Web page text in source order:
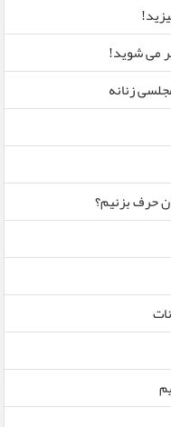
می شوید!
زنانه
حرف بزنیم؟